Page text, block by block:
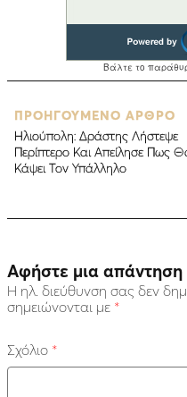
ΠΡΟΗΓΟΥΜΕΝΟ ΑΡΘΡΟ
Ηλιούπολη: Δράστης Λήστεψε
Περίπτερο Και Απείλησε Πως
Κάψει Τον Υπάλληλο
Αφήστε μια απάντηση
Η ηλ. διεύθυνση σας δεν
σημειώνονται με *
Σχόλιο *